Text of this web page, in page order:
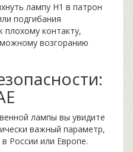
лампу H1 в патрон
подгибания
плохому контакту,
возгоранию
лампы вы увидите
важный параметр,
России или Европе.